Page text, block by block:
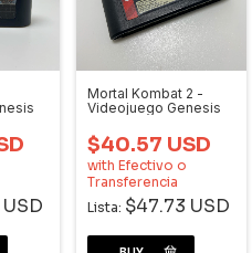
Mortal Kombat 2 -
Videojuego Genesis
$40.57 USD
with Efectivo o
Transferencia
Lista: $47.73 USD